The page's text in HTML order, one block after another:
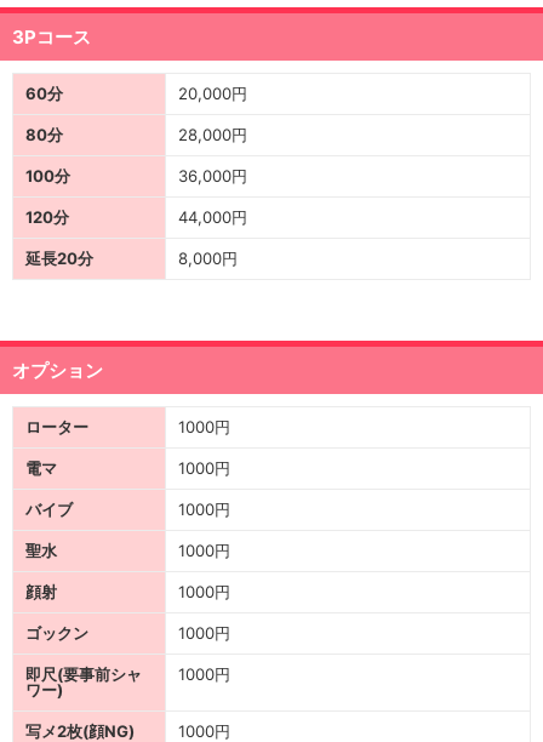
3Pコース
60分 20,000円
80分 28,000円
100分 36,000円
120分 44,000円
延長20分 8,000円
オプション
ローター 1000円
電マ 1000円
バイブ 1000円
聖水 1000円
顔射 1000円
ゴックン 1000円
即尺(要事前シャ
ワー)
1000円
写メ2枚(顔NG) 1000円